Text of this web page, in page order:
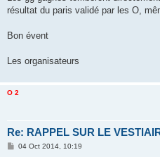
résultat du paris validé par les O,
Bon évent
Les organisateurs
O 2
Re: RAPPEL SUR LE
P04 Oct 2014, 10:19